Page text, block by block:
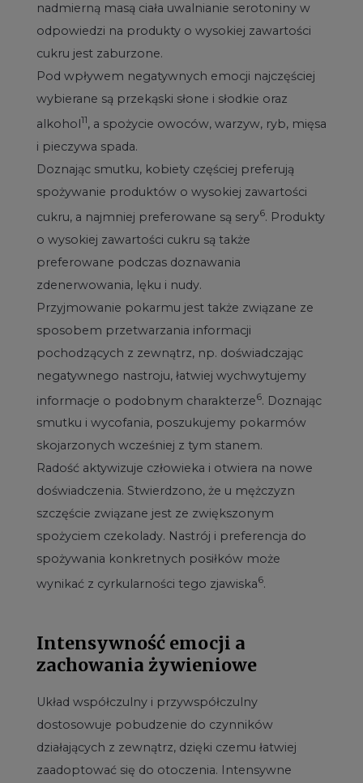
nadmierną masą ciała uwalnianie serotoniny w
odpowiedzi na produkty o wysokiej zawartości
cukru jest zaburzone.
Pod wpływem negatywnych emocji najczęściej
wybierane są przekąski słone i słodkie oraz
alkohol11, a spożycie owoców, warzyw, ryb, mięsa
i pieczywa spada.
Doznając smutku, kobiety częściej preferują
spożywanie produktów o wysokiej zawartości
cukru, a najmniej preferowane są sery6. Produkty
o wysokiej zawartości cukru są także
preferowane podczas doznawania
zdenerwowania, lęku i nudy.
Przyjmowanie pokarmu jest także związane ze
sposobem przetwarzania informacji
pochodzących z zewnątrz, np. doświadczając
negatywnego nastroju, łatwiej wychwytujemy
informacje o podobnym charakterze6. Doznając
smutku i wycofania, poszukujemy pokarmów
skojarzonych wcześniej z tym stanem.
Radość aktywizuje człowieka i otwiera na nowe
doświadczenia. Stwierdzono, że u mężczyzn
szczęście związane jest ze zwiększonym
spożyciem czekolady. Nastrój i preferencja do
spożywania konkretnych posiłków może
wynikać z cyrkularności tego zjawiska6.
Intensywność emocji a
zachowania żywieniowe
Układ współczulny i przywspółczulny
dostosowuje pobudzenie do czynników
działających z zewnątrz, dzięki czemu łatwiej
zaadoptować się do otoczenia. Intensywne